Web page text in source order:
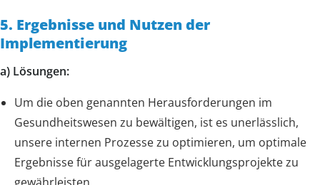
5. Ergebnisse und Nutzen der
Implementierung
a) Lösungen:
Um die oben genannten Herausforderungen im
Gesundheitswesen zu bewältigen, ist es unerlässlich,
unsere internen Prozesse zu optimieren, um optimale
Ergebnisse für ausgelagerte Entwicklungsprojekte zu